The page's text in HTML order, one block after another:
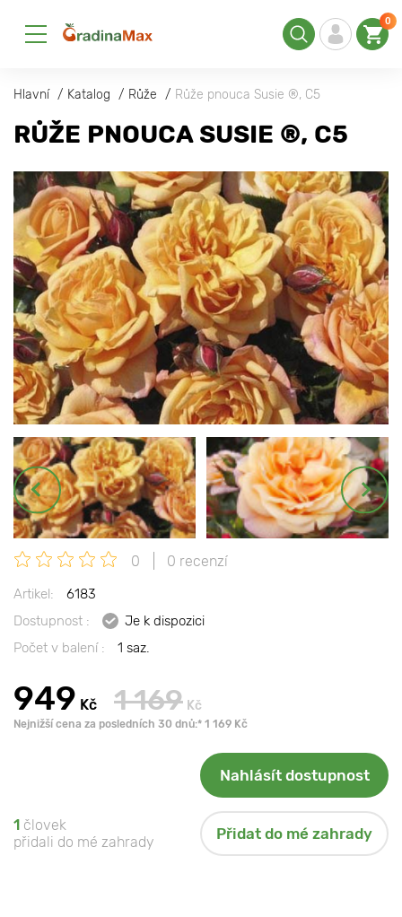
0
Hlavní Katalog Růže Růže pnouca Susie ®, С5
RŮŽE PNOUCA SUSIE ®, С5
0 0 recenzí
Artikel:
6183
Dostupnost :
Je k dispozici
Počet v balení :
1 saz.
949 Kč 1 169 Kč
Nejnižší cena za posledních 30 dnů:* 1 169 Kč
Nahlásít dostupnost
1 človek
přidali do mé zahrady
Přidat do mé zahrady